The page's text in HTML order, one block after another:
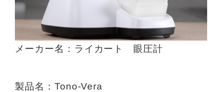
メーカー名：ライカート 眼圧計
製品名：Tono-Vera